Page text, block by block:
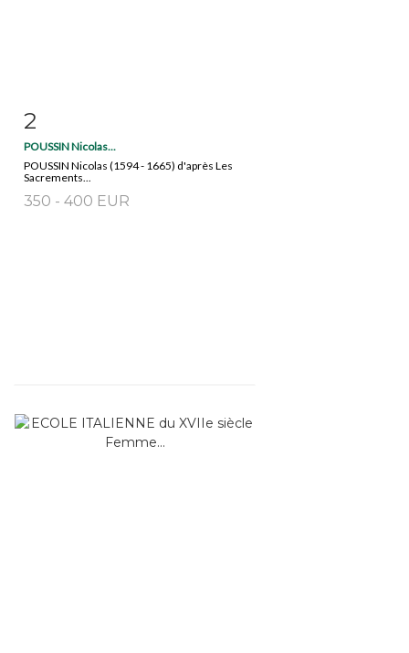
2
POUSSIN Nicolas...
POUSSIN Nicolas (1594 - 1665) d'après Les
Sacrements...
350 - 400 EUR